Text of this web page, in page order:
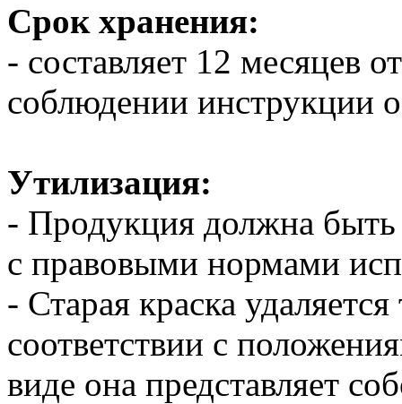
Срок хранения:
- составляет 12 месяцев
соблюдении инструкции
Утилизация:
- Продукция должна быть
с правовыми нормами
- Старая краска
соответствии с
виде она представляет